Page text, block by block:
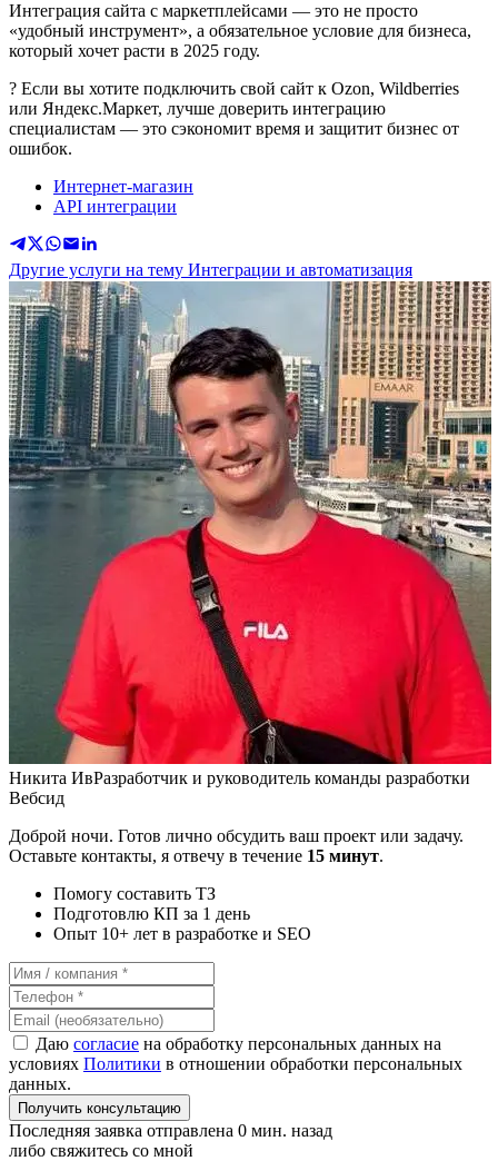
Интеграция сайта с маркетплейсами — это не просто
«удобный инструмент», а обязательное условие для бизнеса,
который хочет расти в 2025 году.
? Если вы хотите подключить свой сайт к Ozon, Wildberries
или Яндекс.Маркет, лучше доверить интеграцию
специалистам — это сэкономит время и защитит бизнес от
ошибок.
Интернет-магазин
API интеграции
Другие услуги на тему Интеграции и автоматизация
Никита ИвРазработчик и руководитель команды разработки
Вебсид
Доброй ночи. Готов лично обсудить ваш проект или задачу.
Оставьте контакты, я отвечу в течение 15 минут.
Помогу составить ТЗ
Подготовлю КП за 1 день
Опыт 10+ лет в разработке и SEO
Даю согласие на обработку персональных данных на
условиях Политики в отношении обработки персональных
данных.
Получить консультацию
Последняя заявка отправлена 0 мин. назад
либо свяжитесь со мной